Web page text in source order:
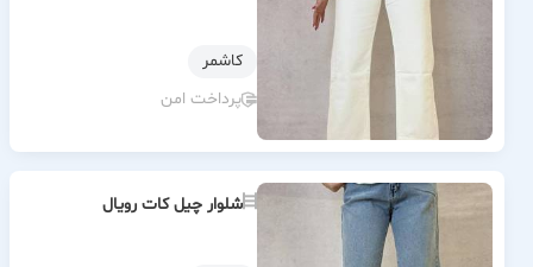
كاشمر
پرداخت امن
شلوار چیل کات رویال